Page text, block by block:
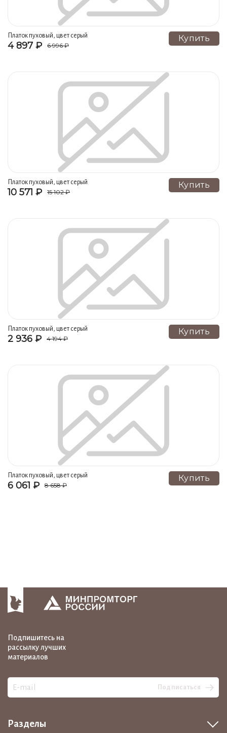
Платок пуховый, цвет серый
4 897 ₽ 6 996 ₽
Купить
Платок пуховый, цвет серый
10 571 ₽ 15 102 ₽
Купить
Платок пуховый, цвет серый
2 936 ₽ 4 194 ₽
Купить
Платок пуховый, цвет серый
6 061 ₽ 8 658 ₽
Купить
Подпишитесь на
рассылку лучших
материалов
Подписаться
Разделы